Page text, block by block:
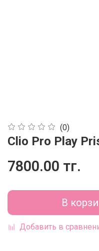
(0)
Clio Pro Play
7800.00 тг.
В
Добавить в